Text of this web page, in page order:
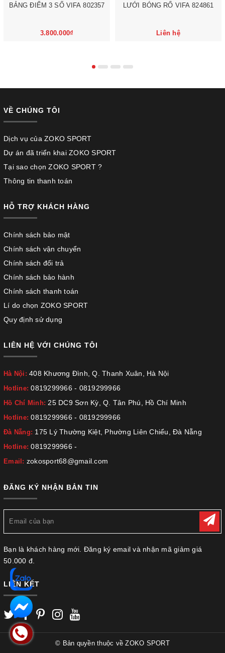
BẢNG ĐIỂM 3 SỐ VIFA 802357
3.800.000₫
LƯỚI BÓNG RỔ VIFA 824861
Liên hệ
VỀ CHÚNG TÔI
Dịch vụ của ZOKO SPORT
Dự án đã triển khai ZOKO SPORT
Tại sao chọn ZOKO SPORT ?
Thông tin thanh toán
HỖ TRỢ KHÁCH HÀNG
Chính sách bảo mật
Chính sách vận chuyển
Chính sách đổi trả
Chính sách bảo hành
Chính sách thanh toán
Lí do chọn ZOKO SPORT
Quy định sử dụng
LIÊN HỆ VỚI CHÚNG TÔI
Hà Nội: 408 Khương Đình, Q. Thanh Xuân, Hà Nội
Hotline:0819299966 - 0819299966
Hồ Chí Minh: 25 DC9 Sơn Kỳ, Q. Tân Phú, Hồ Chí Minh
Hotline:0819299966 - 0819299966
Đà Nẵng: 175 Lý Thường Kiệt, Phường Liên Chiểu, Đà Nẵng
Hotline:0819299966 -
Email: zokosport68@gmail.com
ĐĂNG KÝ NHẬN BẢN TIN
Bạn là khách hàng mới. Đăng ký email và nhận mã giảm giá
50.000 đ.
LIÊN KẾT
© Bản quyền thuộc vềZOKO SPORT